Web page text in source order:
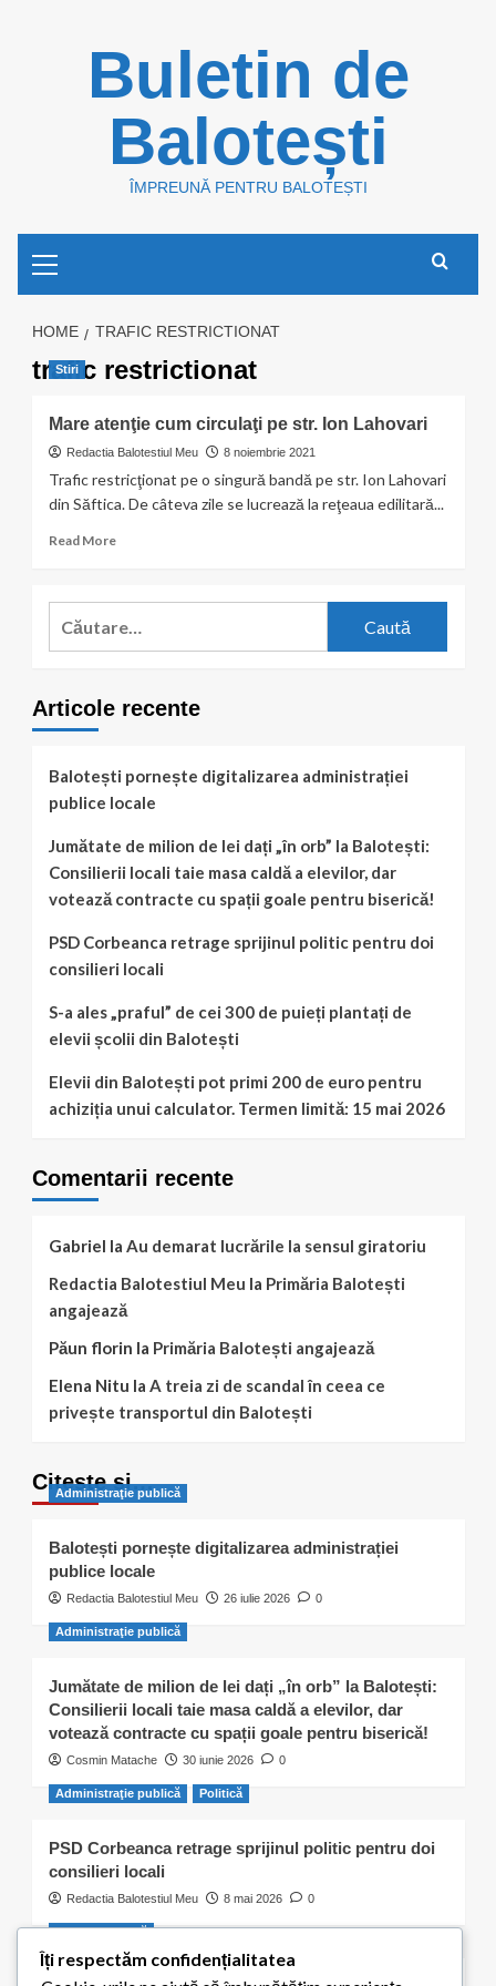
Buletin de
Balotești
ÎMPREUNĂ PENTRU BALOTEȘTI
Menu
HOME TRAFIC RESTRICTIONAT
trafic restrictionat
Stiri
Mare atenţie cum circulaţi pe str. Ion Lahovari
Redactia Balotestiul Meu 8 noiembrie 2021
Trafic restricţionat pe o singură bandă pe str. Ion Lahovari
din Săftica. De câteva zile se lucrează la reţeaua edilitară...
Read MoreRead
Mare
atenţie
str.
Caută
Articole recente
Balotești pornește digitalizarea administrației
publice locale
Jumătate de milion de lei dați „în orb” la Balotești:
Consilierii locali taie masa caldă a elevilor, dar
votează contracte cu spații goale pentru biserică!
PSD Corbeanca retrage sprijinul politic pentru doi
consilieri locali
S-a ales „praful” de cei 300 de puieți plantați de
elevii școlii din Balotești
Elevii din Balotești pot primi 200 de euro pentru
achiziția unui calculator. Termen limită: 15 mai 2026
Comentarii recente
Gabriel la Au demarat lucrările la sensul giratoriu
Redactia Balotestiul Meu la Primăria Balotești
angajează
Păun florin la Primăria Balotești angajează
Elena Nitu la A treia zi de scandal în ceea ce
privește transportul din Balotești
Citește și…
Administraţie publică
Balotești pornește digitalizarea administrației
publice locale
Redactia Balotestiul Meu 26 iulie 2026 0
Administraţie publică
Jumătate de milion de lei dați „în orb” la Balotești:
Consilierii locali taie masa caldă a elevilor, dar
votează contracte cu spații goale pentru biserică!
Cosmin Matache 30 iunie 2026 0
Administraţie publică Politică
PSD Corbeanca retrage sprijinul politic pentru doi
consilieri locali
Redactia Balotestiul Meu 8 mai 2026 0
Activitate civică
Îți respectăm confidențialitatea